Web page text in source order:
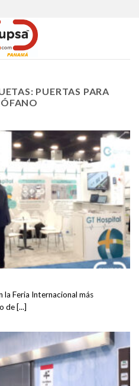
PUERTAS PARA
la Feria Internacional más
de [...]